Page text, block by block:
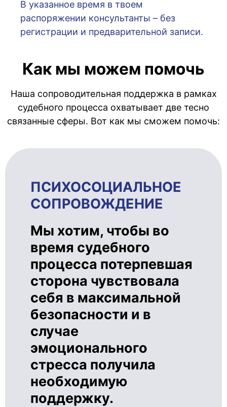
В указанное время в твоем
распоряжении консультанты – без
регистрации и предварительной записи.
Как мы можем помочь
Наша сопроводительная поддержка в рамках
судебного процесса охватывает две тесно
связанные сферы. Вот как мы сможем помочь:
ПСИХОСОЦИ­АЛЬ­НОЕ
СОПРОВОЖ­ДЕ­НИЕ
Мы хотим, чтобы во
время судебного
процесса потерпевшая
сторона чувствовала
себя в максимальной
безопасности и в
случае
эмоционального
стресса получила
необходимую
поддержку.